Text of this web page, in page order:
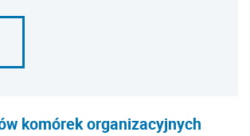
komórek organizacyjnych